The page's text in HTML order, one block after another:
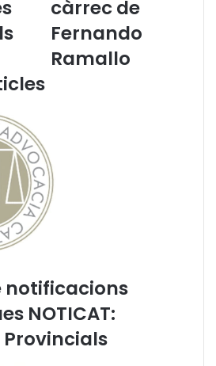
l
'
I
n
e
l
è
d
E
càrrec de
Fernando
Ramallo
notificacions
NOTICAT: